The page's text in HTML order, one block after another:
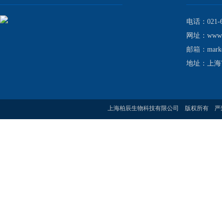
电话：021-
网址：
邮箱：
地址：上
上海柏辰生物科技有限公司 版权所有